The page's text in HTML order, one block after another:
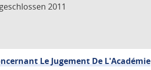
2011
Le Jugement De L'Académie